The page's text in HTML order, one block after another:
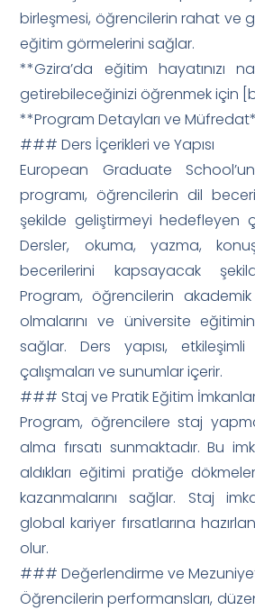
birleşmesi, öğrencilerin rahat ve
eğitim görmelerini sağlar.
**Gzira’da eğitim hayatınızı
getirebileceğinizi öğrenmek için
**Program Detayları ve
### Ders İçerikleri ve Yapısı
European Graduate
programı, öğrencilerin dil
şekilde geliştirmeyi hedefleyen
Dersler, okuma, yazma,
becerilerini kapsayacak
Program, öğrencilerin akademik
olmalarını ve üniversite eğitimine
sağlar. Ders yapısı, etkileşimli
çalışmaları ve sunumlar içerir.
### Staj ve Pratik Eğitim
Program, öğrencilere staj
alma fırsatı sunmaktadır. Bu
aldıkları eğitimi pratiğe
kazanmalarını sağlar. Staj
global kariyer fırsatlarına
olur.
### Değerlendirme ve
Öğrencilerin performansları,